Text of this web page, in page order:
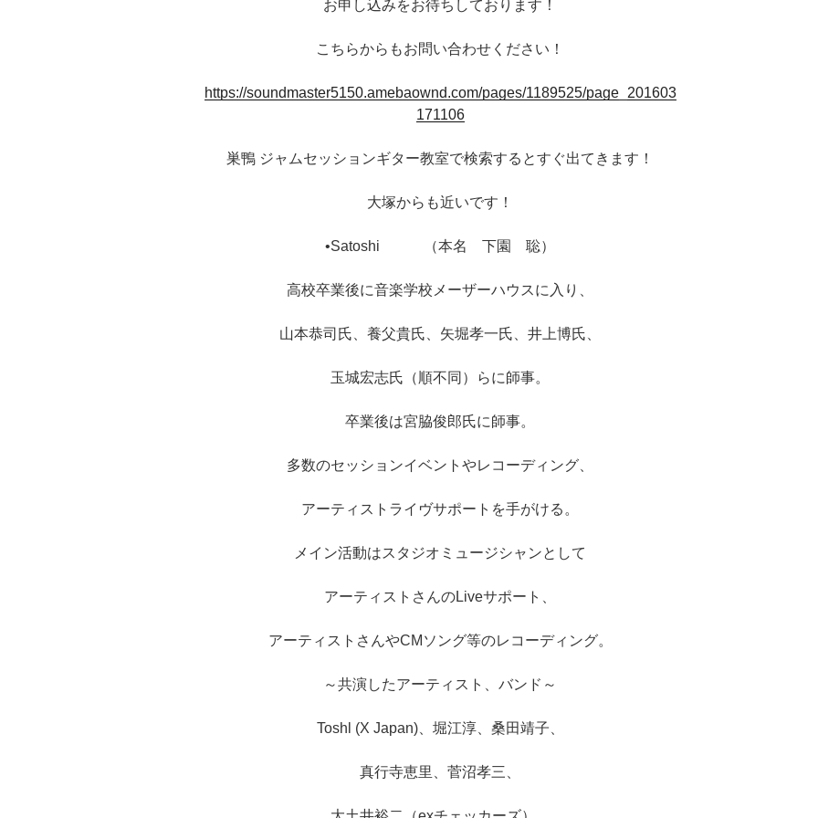
お申し込みをお待ちしております！
こちらからもお問い合わせください！
https://soundmaster5150.amebaownd.com/pages/1189525/page_201603
171106
巣鴨 ジャムセッションギター教室で検索するとすぐ出てきます！
大塚からも近いです！
•Satoshi （本名 下園 聡）
高校卒業後に音楽学校メーザーハウスに入り、
山本恭司氏、養父貴氏、矢堀孝一氏、井上博氏、
玉城宏志氏（順不同）らに師事。
卒業後は宮脇俊郎氏に師事。
多数のセッションイベントやレコーディング、
アーティストライヴサポートを手がける。
メイン活動はスタジオミュージシャンとして
アーティストさんのLiveサポート、
アーティストさんやCMソング等のレコーディング。
～共演したアーティスト、バンド～
Toshl (X Japan)、堀江淳、桑田靖子、
真行寺恵里、菅沼孝三、